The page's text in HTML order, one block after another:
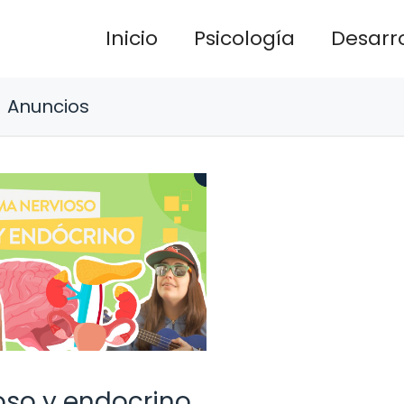
Inicio Psicología
Anuncios